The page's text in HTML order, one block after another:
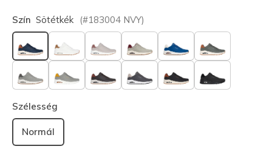
Szín Sötétkék (#183004 NVY)
kiválasztva
Szélesség
Normál